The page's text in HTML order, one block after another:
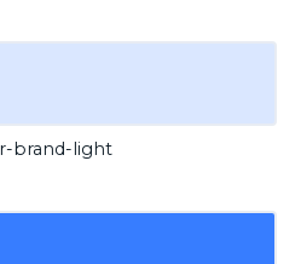
brand-light